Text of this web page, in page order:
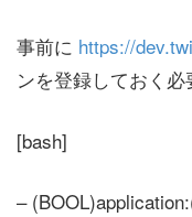
事前に https://
ンを登録しておく必
[bash]
–